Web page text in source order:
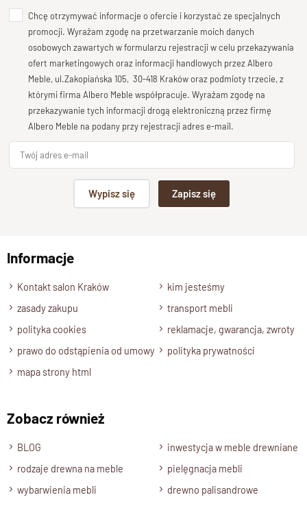
Dodaj opinię o produkcie
Twoja ocena
Bardzo dobry
Twoja opinia o produkcie
Podpis
Wyślij opinię
Chcę otrzymywać informacje o ofercie i korzystać ze specjalnych
promocji. Wyrażam zgodę na przetwarzanie moich danych
osobowych zawartych w formularzu rejestracji w celu przekazywania
ofert marketingowych oraz informacji handlowych przez Albero
Meble, ul.Zakopiańska 105, 30-418 Kraków oraz podmioty trzecie, z
którymi firma Albero Meble współpracuje. Wyrażam zgodę na
przekazywanie tych informacji drogą elektroniczną przez firmę
Albero Meble na podany przy rejestracji adres e-mail.
Wypisz się Zapisz się
Informacje
Kontakt salon Kraków
kim jesteśmy
zasady zakupu
transport mebli
polityka cookies
reklamacje, gwarancja, zwroty
prawo do odstąpienia od umowy
polityka prywatności
mapa strony html
Zobacz również
BLOG
inwestycja w meble drewniane
rodzaje drewna na meble
pielęgnacja mebli
wybarwienia mebli
drewno palisandrowe